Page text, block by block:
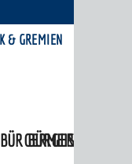
& GREMIEN